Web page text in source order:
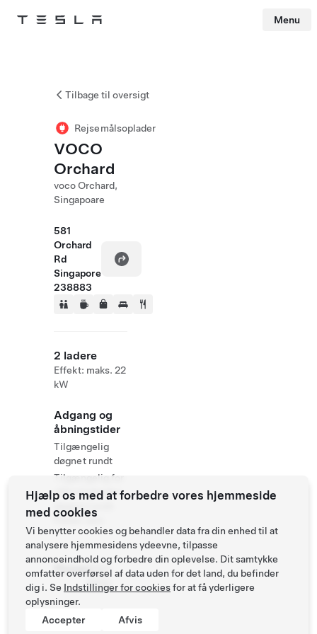
Tesla Menu
Tilbage til oversigt
Rejsemålsoplader
VOCO
Orchard
voco Orchard,
Singapoare
581
Orchard
Rd
Singapore
238883
2 ladere
Effekt: maks. 22
kW
Adgang og
åbningstider
Tilgængelig
døgnet rundt
Tilgængelig for
offentligheden
døgnet rundt.
Parkér selv
Phone6737
2233
Hjælp os med at forbedre vores hjemmeside
med cookies
Vi benytter cookies og behandler data fra din enhed til at
analysere hjemmesidens ydeevne, tilpasse
annonceindhold og forbedre din oplevelse. Dit samtykke
omfatter overførsel af data uden for det land, du befinder
dig i. Se Indstillinger for cookiesfor at få yderligere
oplysninger.
Accepter
Afvis